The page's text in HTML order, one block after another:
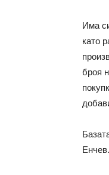
Има
като
броя
Енчев.